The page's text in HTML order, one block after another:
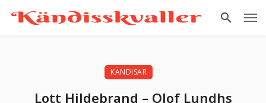
KÄNDISAR
Lott Hildebrand – Olof Lundhs